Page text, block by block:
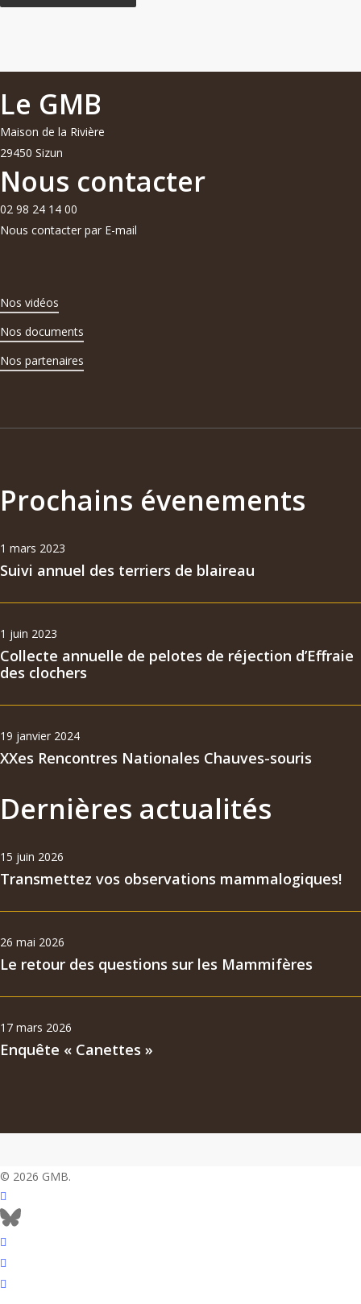
Le GMB
Maison de la Rivière
29450 Sizun
Nous contacter
02 98 24 14 00
Nous contacter par E-mail
Nos vidéos
Nos documents
Nos partenaires
Prochains évenements
1 mars 2023
Suivi annuel des terriers de blaireau
1 juin 2023
Collecte annuelle de pelotes de réjection d’Effraie
des clochers
19 janvier 2024
XXes Rencontres Nationales Chauves-souris
Dernières actualités
15 juin 2026
Transmettez vos observations mammalogiques!
26 mai 2026
Le retour des questions sur les Mammifères
17 mars 2026
Enquête « Canettes »
© 2026 GMB.
facebook
bluesky
vimeo
RSS
flickr